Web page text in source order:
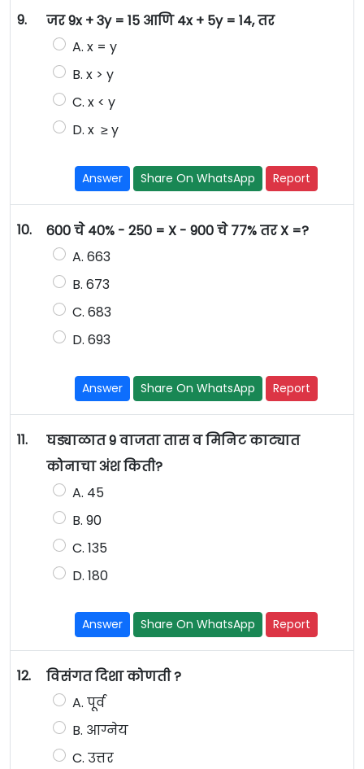
9.
जर 9x + 3y = 15 आणि 4x + 5y = 14, तर
A. x = y
B. x > y
C. x < y
D. x ≥ y
Answer Share On WhatsApp Report
10.
600 चे 40% - 250 = X - 900 चे 77% तर X =?
A. 663
B. 673
C. 683
D. 693
Answer Share On WhatsApp Report
11.
घड्याळात 9 वाजता तास व मिनिट काट्यात
कोनाचा अंश किती?
A. 45
B. 90
C. 135
D. 180
Answer Share On WhatsApp Report
12.
विसंगत दिशा कोणती ?
A. पूर्व
B. आग्नेय
C. उत्तर